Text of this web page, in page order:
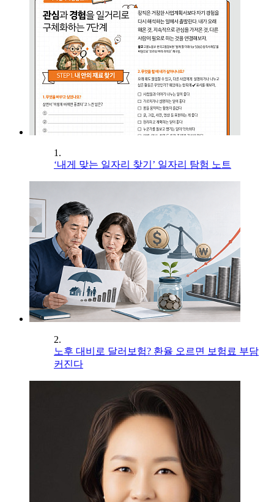
1.
‘내게 맞는 일자리 찾기’ 일자리 탐험 노트
2.
노후 대비로 달러보험? 환율 오르면 보험료 부담
커진다